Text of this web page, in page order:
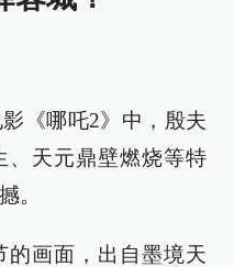
《哪吒2》中，殷夫
、天元鼎壁燃烧等特
。
的画面，出自墨境天